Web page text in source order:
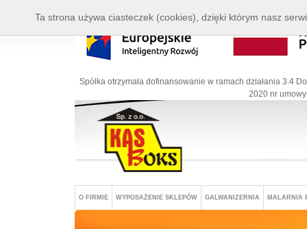
Spółka otrzymała dofinansowanie w ramach działania 3.4
2020 nr
O FIRMIE WYPOSAŻENIE SKLEPÓW GALWANIZERNIA MALARNIA
Ta strona używa ciasteczek (cookies), dzięki którym nasz